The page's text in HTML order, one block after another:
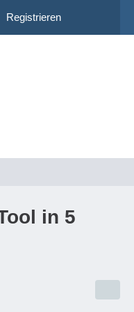
Registrieren
in 5